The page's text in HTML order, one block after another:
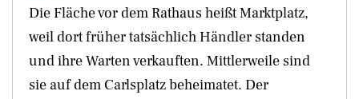
Die Fläche vor dem Rathaus heißt Marktplatz,
weil dort früher tatsächlich Händler standen
und ihre Warten verkauften. Mittlerweile sind
sie auf dem Carlsplatz beheimatet. Der